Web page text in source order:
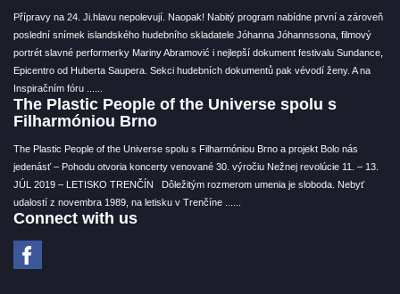
Přípravy na 24. Ji.hlavu nepolevují. Naopak! Nabitý program nabídne první a zároveň
poslední snímek islandského hudebního skladatele Jóhanna Jóhannssona, filmový
portrét slavné performerky Mariny Abramović i nejlepší dokument festivalu Sundance,
Epicentro od Huberta Saupera. Sekci hudebních dokumentů pak vévodí ženy. A na
Inspiračním fóru ...
The Plastic People of the Universe spolu s
Filharmóniou Brno
The Plastic People of the Universe spolu s Filharmóniou Brno a projekt Bolo nás
jedenásť – Pohodu otvoria koncerty venované 30. výročiu Nežnej revolúcie 11. – 13.
JÚL 2019 – LETISKO TRENČÍN Dôležitým rozmerom umenia je sloboda. Nebyť
udalostí z novembra 1989, na letisku v Trenčíne ...
Connect with us